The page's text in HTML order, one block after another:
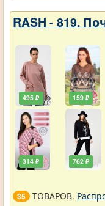
RASH - 819.
495 ₽
314 ₽
159 ₽
762 ₽
35 ТОВАРОВ.